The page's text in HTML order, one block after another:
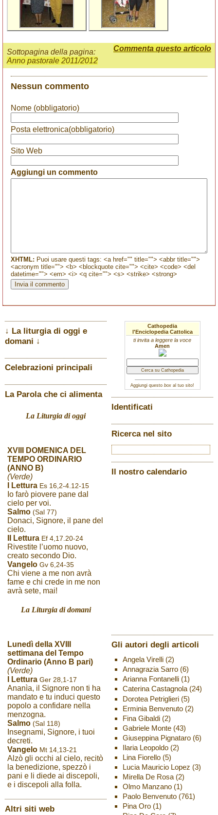
Commenta questo articolo
Sottopagina della pagina:
Anno pastorale 2011/2012
Nessun commento
Nome (obbligatorio)
Posta elettronica(obbligatorio)
Sito Web
Aggiungi un commento
XHTML: Puoi usare questi tags: <a href="" title=""> <abbr title="">
<acronym title=""> <b> <blockquote cite=""> <cite> <code> <del
datetime=""> <em> <i> <q cite=""> <s> <strike> <strong>
↓ La liturgia di oggi e
domani ↓
Celebrazioni principali
La Parola che ci alimenta
La Liturgia di oggi
XVIII DOMENICA DEL
TEMPO ORDINARIO
(ANNO B)
(Verde)
I Lettura Es 16,2-4.12-15
Io farò piovere pane dal
cielo per voi.
Salmo (Sal 77)
Donaci, Signore, il pane del
cielo.
II Lettura Ef 4,17.20-24
Rivestite l’uomo nuovo,
creato secondo Dio.
Vangelo Gv 6,24-35
Chi viene a me non avrà
fame e chi crede in me non
avrà sete, mai!
La Liturgia di domani
Lunedì della XVIII
settimana del Tempo
Ordinario (Anno B pari)
(Verde)
I Lettura Ger 28,1-17
Ananìa, il Signore non ti ha
mandato e tu induci questo
popolo a confidare nella
menzogna.
Salmo (Sal 118)
Insegnami, Signore, i tuoi
decreti.
Vangelo Mt 14,13-21
Alzò gli occhi al cielo, recitò
la benedizione, spezzò i
pani e li diede ai discepoli,
e i discepoli alla folla.
Altri siti web
Cathopedia
l'Enciclopedia Cattolica
ti invita a leggere la voce
Amen
Aggiungi questo box al tuo sito!
Identificati
Ricerca nel sito
Il nostro calendario
Gli autori degli articoli
Angela Virelli(2)
Annagrazia Sarro(6)
Arianna Fontanelli(1)
Caterina Castagnola(24)
Dorotea Petriglieri(5)
Erminia Benvenuto(2)
Fina Gibaldi(2)
Gabriele Monte(43)
Giuseppina Pignataro(6)
Ilaria Leopoldo(2)
Lina Fiorello(5)
Lucia Mauricio Lopez (3)
Mirella De Rosa(2)
Olmo Manzano(1)
Paolo Benvenuto(761)
Pina Oro(1)